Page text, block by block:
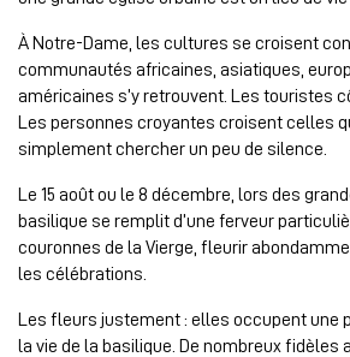
À Notre-Dame, les cultures se croisent
communautés africaines, asiatiques,
américaines s’y retrouvent. Les touristes
Les personnes croyantes croisent celles
simplement chercher un peu de silence.
Le 15 août ou le 8 décembre, lors des
basilique se remplit d’une ferveur
couronnes de la Vierge, fleurir
les célébrations.
Les fleurs justement : elles occupent une
la vie de la basilique. De nombreux fidèles